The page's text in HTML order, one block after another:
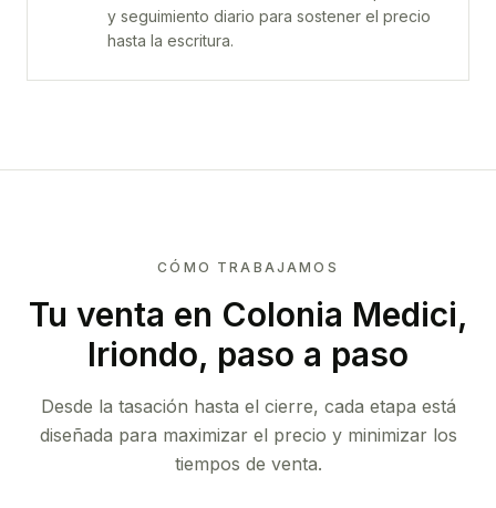
y seguimiento diario para sostener el precio
hasta la escritura.
CÓMO TRABAJAMOS
Tu venta en Colonia Medici,
Iriondo, paso a paso
Desde la tasación hasta el cierre, cada etapa está
diseñada para maximizar el precio y minimizar los
tiempos de venta.